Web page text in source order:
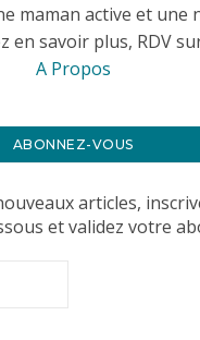
maman active et une
en savoir plus, RDV
A Propos
ABONNEZ-VOUS
articles,
et validez votre